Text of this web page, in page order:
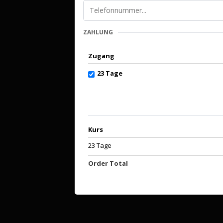
ZAHLUNG
Zugang
23 Tage
Kurs
23 Tage
Order Total